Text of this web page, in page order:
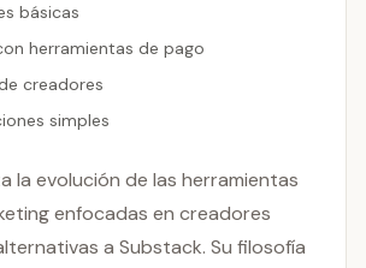
básicas
herramientas de pago
creadores
simples
la evolución de las herramientas
enfocadas en creadores
a Substack. Su filosofía